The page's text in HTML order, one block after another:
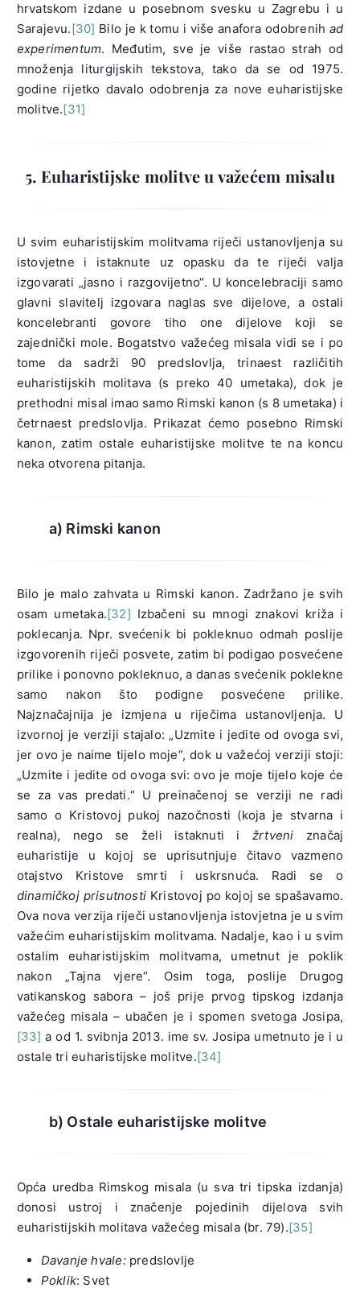
hrvatskom izdane u posebnom svesku u Zagrebu i u
Sarajevu.[30] Bilo je k tomu i više anafora odobrenih ad
experimentum. Međutim, sve je više rastao strah od
množenja liturgijskih tekstova, tako da se od 1975.
godine rijetko davalo odobrenja za nove euharistijske
molitve.[31]
5. Euharistijske molitve u važećem misalu
U svim euharistijskim molitvama riječi ustanovljenja su
istovjetne i istaknute uz opasku da te riječi valja
izgovarati „jasno i razgovijetno“. U koncelebraciji samo
glavni slavitelj izgovara naglas sve dijelove, a ostali
koncelebranti govore tiho one dijelove koji se
zajednički mole. Bogatstvo važećeg misala vidi se i po
tome da sadrži 90 predslovlja, trinaest različitih
euharistijskih molitava (s preko 40 umetaka), dok je
prethodni misal imao samo Rimski kanon (s 8 umetaka) i
četrnaest predslovlja. Prikazat ćemo posebno Rimski
kanon, zatim ostale euharistijske molitve te na koncu
neka otvorena pitanja.
a) Rimski kanon
Bilo je malo zahvata u Rimski kanon. Zadržano je svih
osam umetaka.[32] Izbačeni su mnogi znakovi križa i
poklecanja. Npr. svećenik bi pokleknuo odmah poslije
izgovorenih riječi posvete, zatim bi podigao posvećene
prilike i ponovno pokleknuo, a danas svećenik poklekne
samo nakon što podigne posvećene prilike.
Najznačajnija je izmjena u riječima ustanovljenja. U
izvornoj je verziji stajalo: „Uzmite i jedite od ovoga svi,
jer ovo je naime tijelo moje“, dok u važećoj verziji stoji:
„Uzmite i jedite od ovoga svi: ovo je moje tijelo koje će
se za vas predati.“ U preinačenoj se verziji ne radi
samo o Kristovoj pukoj nazočnosti (koja je stvarna i
realna), nego se želi istaknuti ižrtveni značaj
euharistije u kojoj se uprisutnjuje čitavo vazmeno
otajstvo Kristove smrti i uskrsnuća. Radi se o
dinamičkoj prisutnosti Kristovoj po kojoj se spašavamo.
Ova nova verzija riječi ustanovljenja istovjetna je u svim
važećim euharistijskim molitvama. Nadalje, kao i u svim
ostalim euharistijskim molitvama, umetnut je poklik
nakon „Tajna vjere“. Osim toga, poslije Drugog
vatikanskog sabora – još prije prvog tipskog izdanja
važećeg misala – ubačen je i spomen svetoga Josipa,
[33] a od 1. svibnja 2013. ime sv. Josipa umetnuto je i u
ostale tri euharistijske molitve.[34]
b) Ostale euharistijske molitve
Opća uredba Rimskog misala (u sva tri tipska izdanja)
donosi ustroj i značenje pojedinih dijelova svih
euharistijskih molitava važećeg misala (br. 79).[35]
Davanje hvale:predslovlje
Poklik: Svet